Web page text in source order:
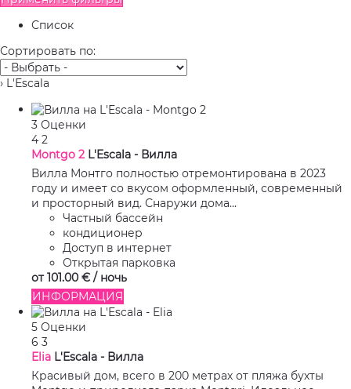
Список
Сортировать по:
› L'Escala
3 Оценки
4 2
Montgo 2 L'Escala - Вилла
Вилла Монтго полностью отремонтирована в 2023
году и имеет со вкусом оформленный, современный
и просторный вид. Снаружи дома...
Частный бассейн
кондиционер
Доступ в интернет
Открытая парковка
от 101.00 € / ночь
ИНФОРМАЦИЯ
5 Оценки
6 3
Elia L'Escala - Вилла
Красивый дом, всего в 200 метрах от пляжа бухты